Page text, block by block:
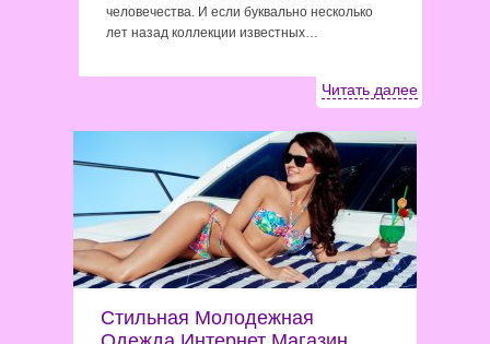
человечества. И если буквально несколько
лет назад коллекции известных…
Читать далее
Стильная Молодежная